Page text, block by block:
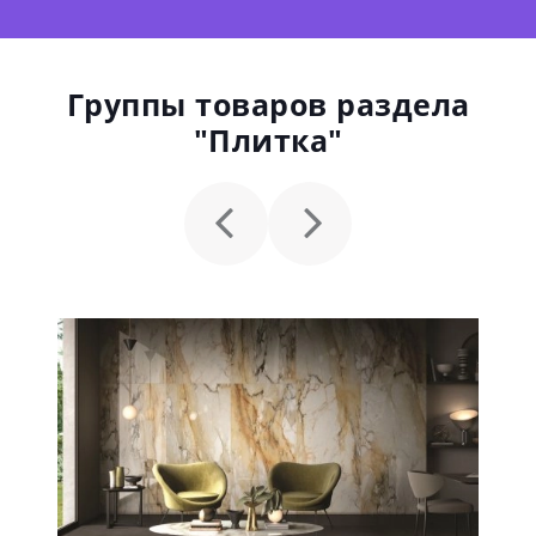
Безусловное качество от
итальянской фабрики
Группы товаров раздела
"Плитка"